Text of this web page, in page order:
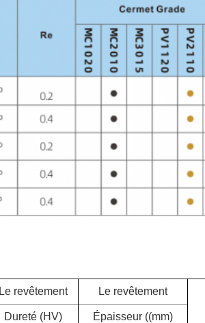
Le revêtement
Le revêtement
Dureté (HV)
Épaisseur ((mm)